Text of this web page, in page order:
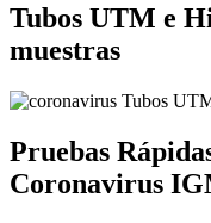
Tubos UTM e
muestras
Pruebas
Coronavirus